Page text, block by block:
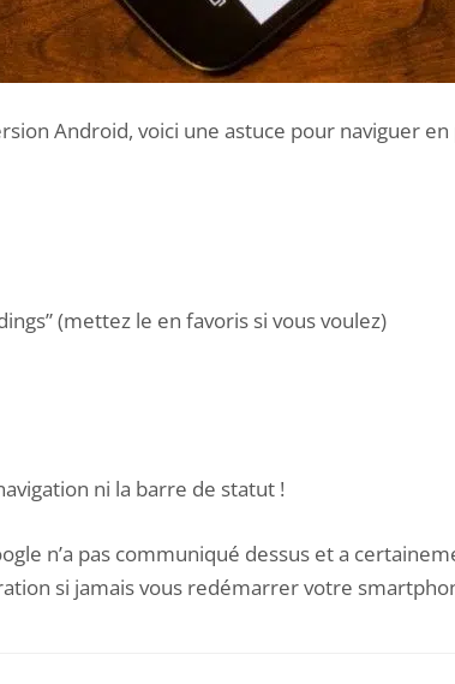
Android, voici une astuce pour naviguer
” (mettez le en favoris si vous voulez)
ni la barre de statut !
n’a pas communiqué dessus et a
si jamais vous redémarrer votre